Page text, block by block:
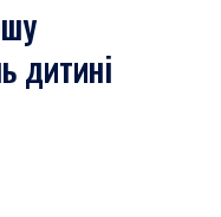
дитині